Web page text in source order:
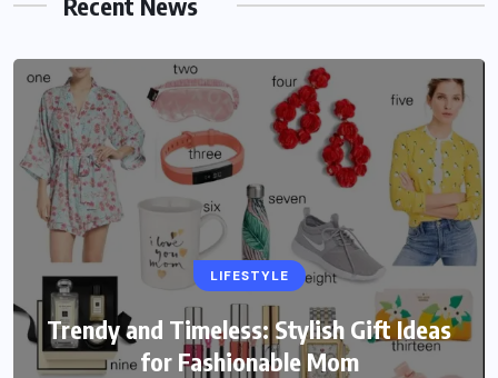
LIFESTYLE
Trendy and Timeless: Stylish Gift Ideas
for Fashionable Mom